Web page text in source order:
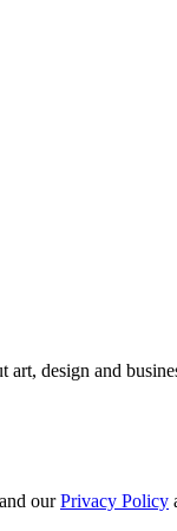
art, design and
ourPrivacy Policy